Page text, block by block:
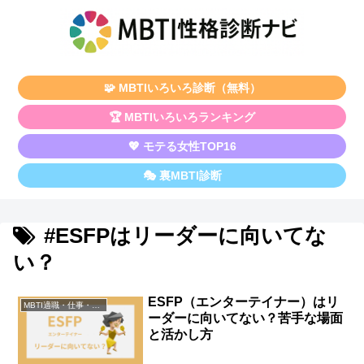
🧩 MBTIいろいろ診断（無料）
🏆 MBTIいろいろランキング
💖 モテる女性TOP16
🎭 裏MBTI診断
#ESFPはリーダーに向いてな
い？
MBTI適職・仕事・資格
ESFP（エンターテイナー）はリ
ーダーに向いてない？苦手な場面
と活かし方